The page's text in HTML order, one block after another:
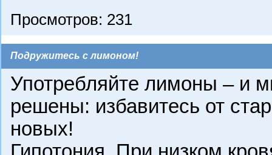
Просмотров: 231
Подружитесь с лимоном!
Употребляйте лимоны – и
решены: избавитесь от
новых!